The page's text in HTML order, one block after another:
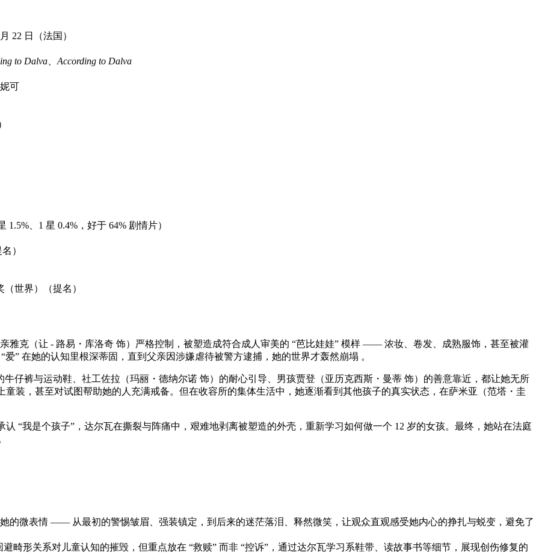
22 日（法国）
to Dalva According to Dalva
可
1.5%、1 星 0.4%，好于 64% 剧情片）
）
世界）（提名）
雅克（让 - 路易・库洛奇 饰）严格控制，被塑造成符合成人审美的 “芭比娃娃” 模样 —— 浓妆、卷发、成熟服饰，甚至被灌
” 在她的认知里根深蒂固，直到父亲因涉嫌虐待被警方逮捕，她的世界才轰然崩塌 。
仔裤与运动鞋、社工佐拉（玛丽・德纳尔诺 饰）的耐心引导、男孩贾登（亚历克西斯・曼蒂 饰）的善意靠近，都让她无所
装，甚至对试图帮助她的人充满戒备。但在收容所的集体生活中，她逐渐看到其他孩子的真实状态，在萨米亚（范塔・圭
“我是个孩子”，达尔瓦在撕裂与阵痛中，艰难地剥离被塑造的外壳，重新学习如何做一个 12 岁的女孩。最终，她站在法庭
的微表情 —— 从最初的警惕皱眉、强装镇定，到后来的迷茫落泪、释然微笑，让观众直观感受她内心的挣扎与蜕变，避免了
畸形关系对儿童认知的摧毁，但重点放在 “救赎” 而非 “控诉”，通过达尔瓦学习系鞋带、读故事书等细节，展现创伤修复的